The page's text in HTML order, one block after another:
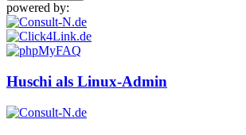
powered by:
Huschi als Linux-Admin